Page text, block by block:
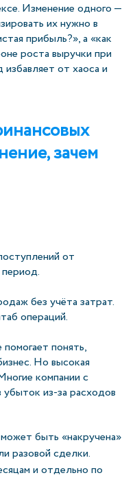
Изменение одного —
их нужно в
прибыль?», а «как
роста выручки при
от хаоса и
зачем
от
период.
без учёта затрат.
операций.
понять,
Но высокая
компании с
из-за расходов
быть «накручена»
разовой сделки.
и отдельно по